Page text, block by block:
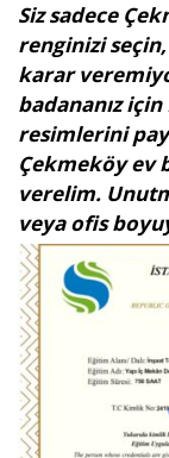
Siz sadece
renginizi
karar
badananız
resimlerini
Çekmeköy ev
verelim.
veya ofis